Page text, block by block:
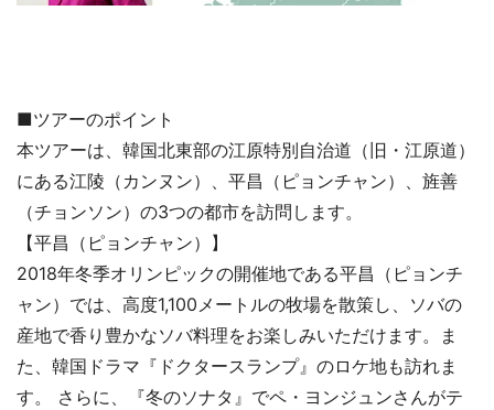
■ツアーのポイント
本ツアーは、韓国北東部の江原特別自治道（旧・江原道）
にある江陵（カンヌン）、平昌（ピョンチャン）、旌善
（チョンソン）の3つの都市を訪問します。
【平昌（ピョンチャン）】
2018年冬季オリンピックの開催地である平昌（ピョンチ
ャン）では、高度1,100メートルの牧場を散策し、ソバの
産地で香り豊かなソバ料理をお楽しみいただけます。ま
た、韓国ドラマ『ドクタースランプ』のロケ地も訪れま
す。 さらに、『冬のソナタ』でペ・ヨンジュンさんがテ